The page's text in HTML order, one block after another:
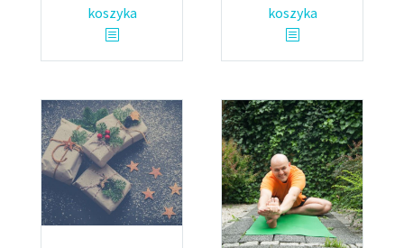
koszyka
koszyka